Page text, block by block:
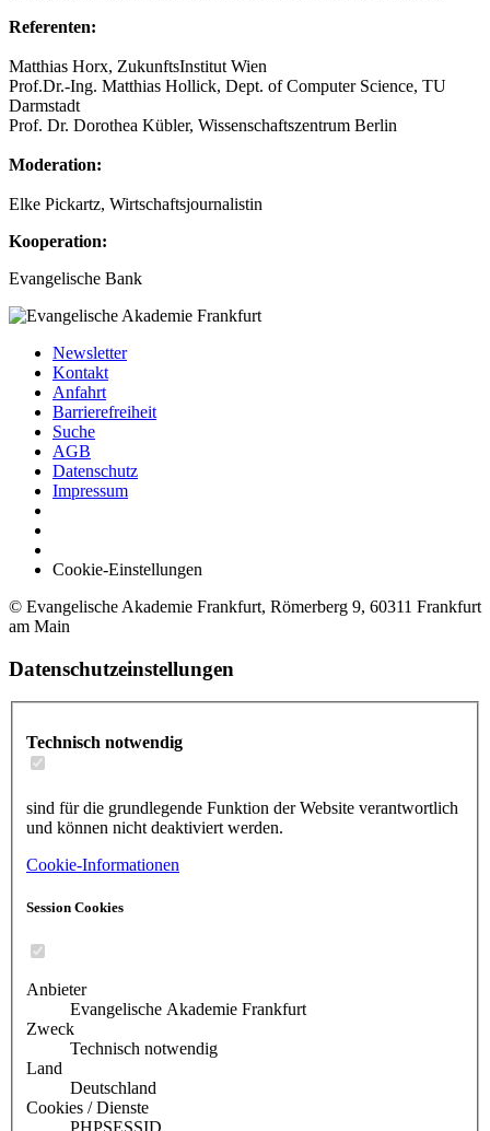
Referenten:
Matthias Horx, ZukunftsInstitut Wien
Prof.Dr.-Ing. Matthias Hollick, Dept. of Computer Science, TU
Darmstadt
Prof. Dr. Dorothea Kübler, Wissenschaftszentrum Berlin
Moderation:
Elke Pickartz, Wirtschaftsjournalistin
Kooperation:
Evangelische Bank
Newsletter
Kontakt
Anfahrt
Barrierefreiheit
Suche
AGB
Datenschutz
Impressum
Cookie-Einstellungen
© Evangelische Akademie Frankfurt, Römerberg 9, 60311 Frankfurt
am Main
Datenschutzeinstellungen
Technisch notwendig
sind für die grundlegende Funktion der Website verantwortlich
und können nicht deaktiviert werden.
Cookie-Informationen
Session Cookies
Anbieter
Evangelische Akademie Frankfurt
Zweck
Technisch notwendig
Land
Deutschland
Cookies / Dienste
PHPSESSID